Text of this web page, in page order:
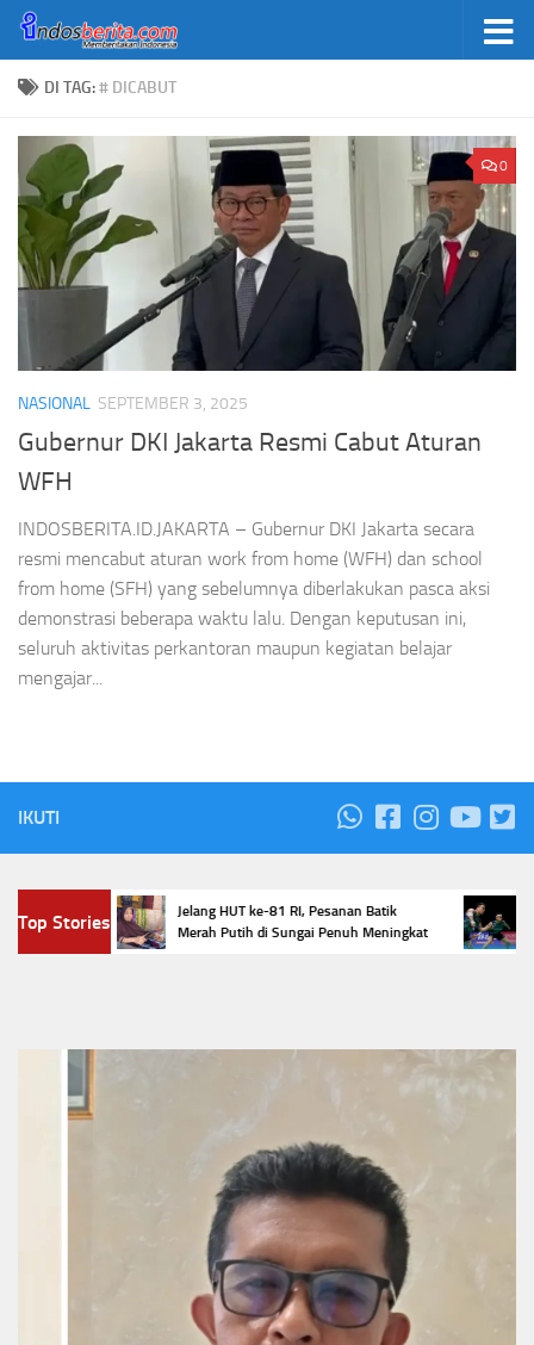
Skip to content
DI TAG:# DICABUT
0
NASIONAL SEPTEMBER 3, 2025
Gubernur DKI Jakarta Resmi Cabut Aturan
WFH
INDOSBERITA.ID.JAKARTA – Gubernur DKI Jakarta secara
resmi mencabut aturan work from home (WFH) dan school
from home (SFH) yang sebelumnya diberlakukan pasca aksi
demonstrasi beberapa waktu lalu. Dengan keputusan ini,
seluruh aktivitas perkantoran maupun kegiatan belajar
mengajar...
IKUTI
Top Stories
Jelang HUT ke-81 RI, Pesanan Batik
Merah Putih di Sungai Penuh Meningkat